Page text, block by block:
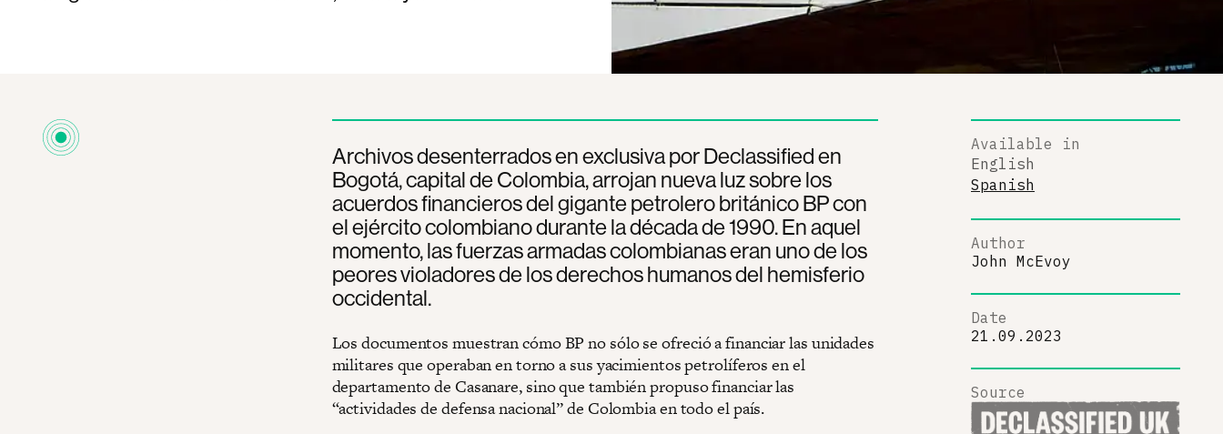
Archivos desenterrados en exclusiva por Declassified en
Bogotá, capital de Colombia, arrojan nueva luz sobre los
acuerdos financieros del gigante petrolero británico BP con
el ejército colombiano durante la década de 1990. En aquel
momento, las fuerzas armadas colombianas eran uno de los
peores violadores de los derechos humanos del hemisferio
occidental.
Los documentos muestran cómo BP no sólo se ofreció a financiar las unidades
militares que operaban en torno a sus yacimientos petrolíferos en el
departamento de Casanare, sino que también propuso financiar las
“actividades de defensa nacional” de Colombia en todo el país.
Available in
English
Spanish
Author
John McEvoy
Date
21.09.2023
Source